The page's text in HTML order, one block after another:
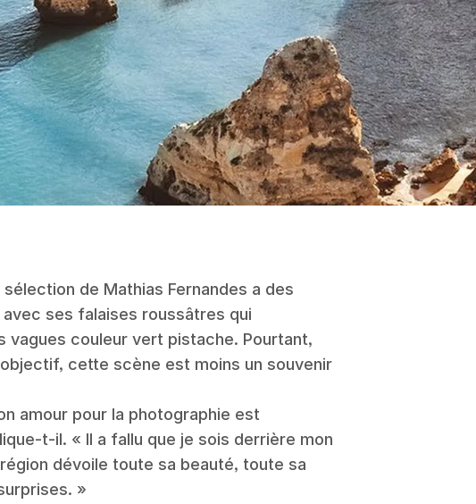
de Mathias Fernandes a des
ses falaises roussâtres qui
vagues couleur vert pistache. Pourtant,
cette scène est moins un souvenir
amour pour la photographie est
t-il. « Il a fallu que je sois derrière mon
dévoile toute sa beauté, toute sa
»